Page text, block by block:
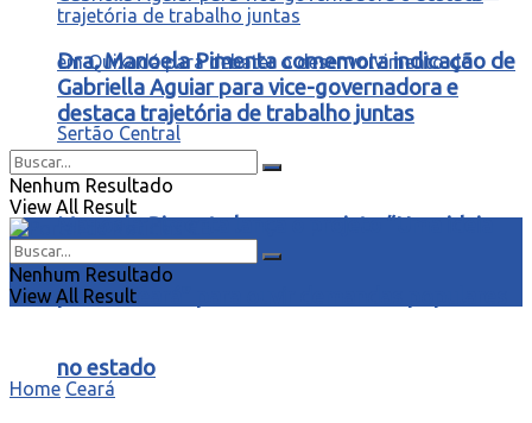
Manoela Pimenta lança o projeto “Uma ideia
para o Ceará” para ouvir demandas populares
no estado
Dra. Manoela Pimenta comemora indicação de
Gabriella Aguiar para vice-governadora e
destaca trajetória de trabalho juntas
Nenhum Resultado
View All Result
Nenhum Resultado
View All Result
Home Ceará